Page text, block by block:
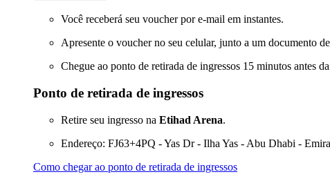
Você receberá seu voucher por e-mail em instantes.
Apresente o voucher no seu celular, junto a um documento
Chegue ao ponto de retirada de ingressos 15 minutos antes
Ponto de retirada de ingressos
Retire seu ingresso na Etihad Arena.
Endereço: FJ63+4PQ - Yas Dr - Ilha Yas - Abu Dhabi -
Como chegar ao ponto de retirada de ingressos